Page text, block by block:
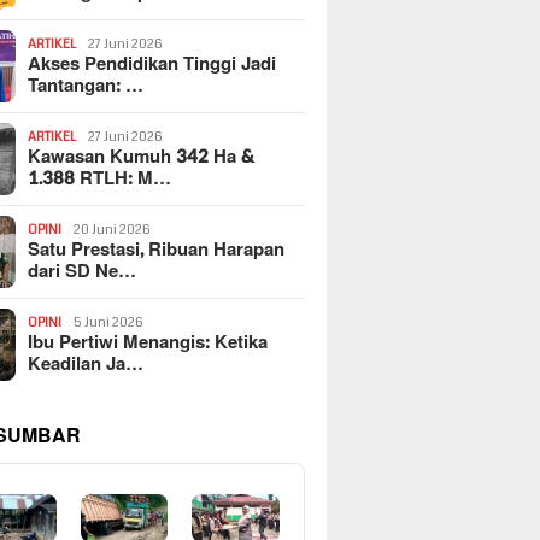
ARTIKEL 27 Juni 2026
Akses Pendidikan Tinggi Jadi
Tantangan: …
ARTIKEL 27 Juni 2026
Kawasan Kumuh 342 Ha &
1.388 RTLH: M…
OPINI 20 Juni 2026
Satu Prestasi, Ribuan Harapan
dari SD Ne…
OPINI 5 Juni 2026
Ibu Pertiwi Menangis: Ketika
Keadilan Ja…